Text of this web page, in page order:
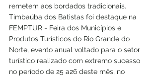
remetem aos bordados tradicionais.
Timbaúba dos Batistas foi destaque na
FEMPTUR - Feira dos Municípios e
Produtos Turísticos do Rio Grande do
Norte, evento anual voltado para o setor
turístico realizado com extremo sucesso
no período de 25 a26 deste mês, no